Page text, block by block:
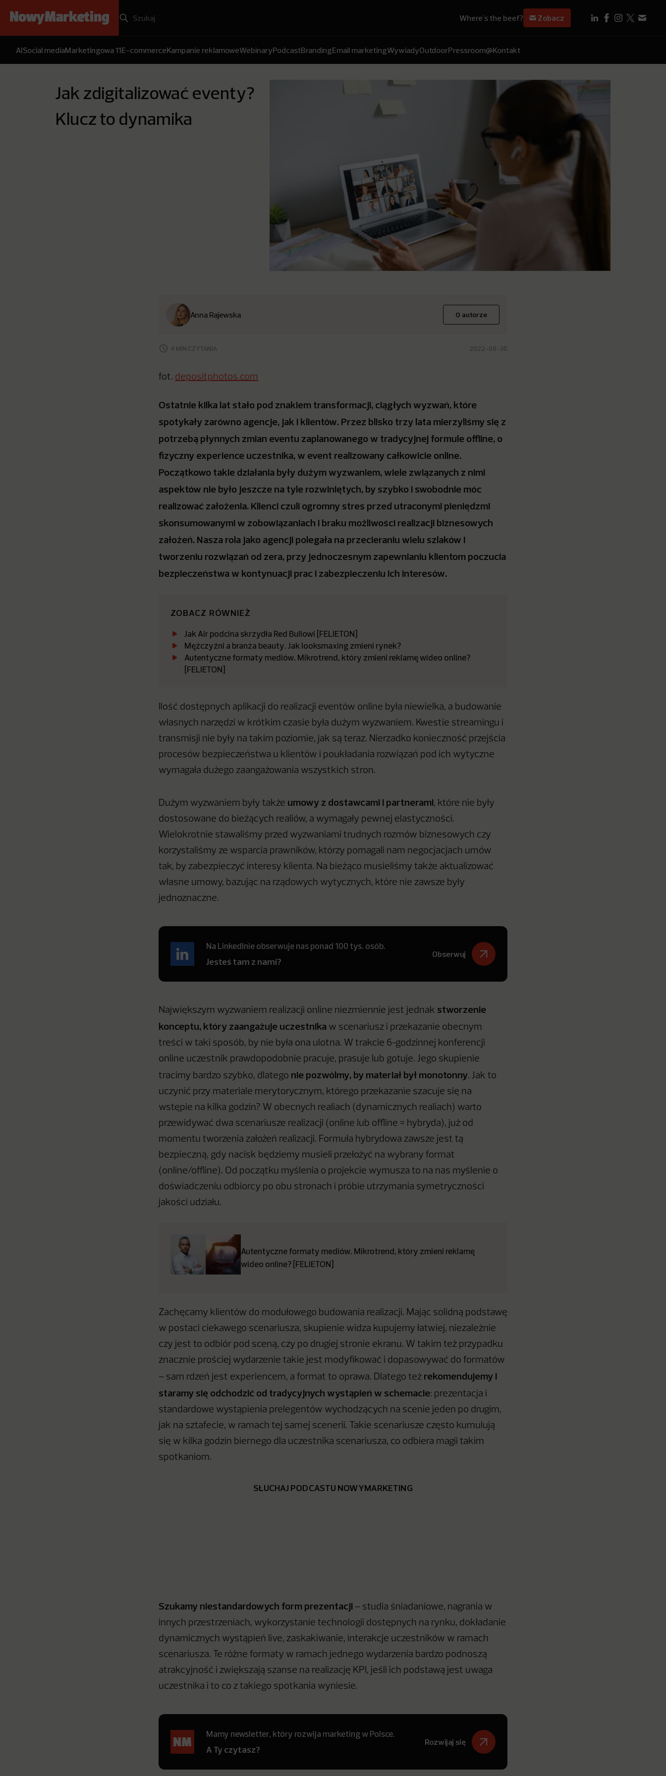
Where's the beef? Zobacz
AISocial mediaMarketingowa 11E-commerceKampanie reklamoweWebinaryPodcastBrandingEmail marketingWywiadyOutdoorPressroom@Kontakt
Jak zdigitalizować eventy?
Klucz to dynamika
Anna Rajewska O autorze
4 MIN CZYTANIA 2022-09-30
fot. depositphotos.com
Ostatnie kilka lat stało pod znakiem transformacji, ciągłych wyzwań, które
spotykały zarówno agencje, jak i klientów. Przez blisko trzy lata mierzyliśmy się z
potrzebą płynnych zmian eventu zaplanowanego w tradycyjnej formule offline, o
fizyczny experience uczestnika, w event realizowany całkowicie online.
Początkowo takie działania były dużym wyzwaniem, wiele związanych z nimi
aspektów nie było jeszcze na tyle rozwiniętych, by szybko i swobodnie móc
realizować założenia. Klienci czuli ogromny stres przed utraconymi pieniędzmi
skonsumowanymi w zobowiązaniach i braku możliwości realizacji biznesowych
założeń. Nasza rola jako agencji polegała na przecieraniu wielu szlaków i
tworzeniu rozwiązań od zera, przy jednoczesnym zapewnianiu klientom poczucia
bezpieczeństwa w kontynuacji prac i zabezpieczeniu ich interesów.
ZOBACZ RÓWNIEŻ
Jak Air podcina skrzydła Red Bullowi [FELIETON]
Mężczyźni a branża beauty. Jak looksmaxing zmieni rynek?
Autentyczne formaty mediów. Mikrotrend, który zmieni reklamę wideo online?
[FELIETON]
Ilość dostępnych aplikacji do realizacji eventów online była niewielka, a budowanie
własnych narzędzi w krótkim czasie była dużym wyzwaniem. Kwestie streamingu i
transmisji nie były na takim poziomie, jak są teraz. Nierzadko konieczność przejścia
procesów bezpieczeństwa u klientów i poukładania rozwiązań pod ich wytyczne
wymagała dużego zaangażowania wszystkich stron.
Dużym wyzwaniem były także umowy z dostawcami i partnerami, które nie były
dostosowane do bieżących realiów, a wymagały pewnej elastyczności.
Wielokrotnie stawaliśmy przed wyzwaniami trudnych rozmów biznesowych czy
korzystaliśmy ze wsparcia prawników, którzy pomagali nam negocjacjach umów
tak, by zabezpieczyć interesy klienta. Na bieżąco musieliśmy także aktualizować
własne umowy, bazując na rządowych wytycznych, które nie zawsze były
jednoznaczne.
Na LinkedInie obserwuje nas ponad 100 tys. osób.
Jesteś tam z nami?
Obserwuj
Największym wyzwaniem realizacji online niezmiennie jest jednak stworzenie
konceptu, który zaangażuje uczestnika w scenariusz i przekazanie obecnym
treści w taki sposób, by nie była ona ulotna. W trakcie 6-godzinnej konferencji
online uczestnik prawdopodobnie pracuje, prasuje lub gotuje. Jego skupienie
tracimy bardzo szybko, dlatego nie pozwólmy, by materiał był monotonny. Jak to
uczynić przy materiale merytorycznym, którego przekazanie szacuje się na
wstępie na kilka godzin? W obecnych realiach (dynamicznych realiach) warto
przewidywać dwa scenariusze realizacji (online lub offline = hybryda), już od
momentu tworzenia założeń realizacji. Formuła hybrydowa zawsze jest tą
bezpieczną, gdy nacisk będziemy musieli przełożyć na wybrany format
(online/offline). Od początku myślenia o projekcie wymusza to na nas myślenie o
doświadczeniu odbiorcy po obu stronach i próbie utrzymania symetryczności
jakości udziału.
Autentyczne formaty mediów. Mikrotrend, który zmieni reklamę
wideo online? [FELIETON]
Zachęcamy klientów do modułowego budowania realizacji. Mając solidną podstawę
w postaci ciekawego scenariusza, skupienie widza kupujemy łatwiej, niezależnie
czy jest to odbiór pod sceną, czy po drugiej stronie ekranu. W takim też przypadku
znacznie prościej wydarzenie takie jest modyfikować i dopasowywać do formatów
– sam rdzeń jest experiencem, a format to oprawa. Dlatego też rekomendujemy i
staramy się odchodzić od tradycyjnych wystąpień w schemacie: prezentacja i
standardowe wystąpienia prelegentów wychodzących na scenie jeden po drugim,
jak na sztafecie, w ramach tej samej scenerii. Takie scenariusze często kumulują
się w kilka godzin biernego dla uczestnika scenariusza, co odbiera magii takim
spotkaniom.
SŁUCHAJ PODCASTU NOWYMARKETING
Szukamy niestandardowych form prezentacji – studia śniadaniowe, nagrania w
innych przestrzeniach, wykorzystanie technologii dostępnych na rynku, dokładanie
dynamicznych wystąpień live, zaskakiwanie, interakcje uczestników w ramach
scenariusza. Te różne formaty w ramach jednego wydarzenia bardzo podnoszą
atrakcyjność i zwiększają szanse na realizację KPI, jeśli ich podstawą jest uwaga
uczestnika i to co z takiego spotkania wyniesie.
Mamy newsletter, który rozwija marketing w Polsce.
A Ty czytasz?
Rozwijaj się